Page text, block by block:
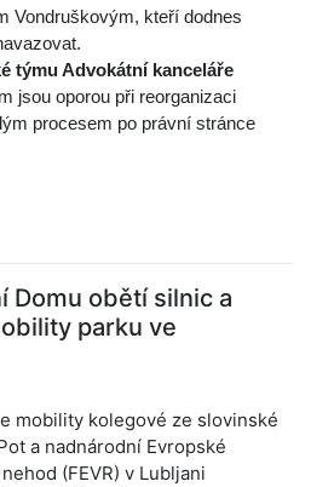
Vondruškovým, kteří dodnes
týmu Advokátní kanceláře
jsou oporou při reorganizaci
procesem po právní stránce
Domu obětí silnic a
parku ve
mobility kolegové ze slovinské
a nadnárodní Evropské
(FEVR) v Lubljani